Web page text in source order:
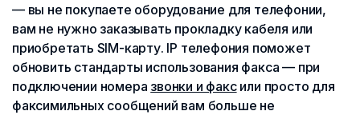
— вы не покупаете оборудование для телефонии,
вам не нужно заказывать прокладку кабеля или
приобретать SIM-карту. IP телефония поможет
обновить стандарты использования факса — при
подключении номера звонки и факсили просто для
факсимильных сообщений вам больше не